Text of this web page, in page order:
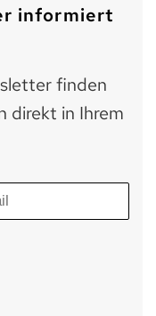
informiert
finden
direkt in Ihrem